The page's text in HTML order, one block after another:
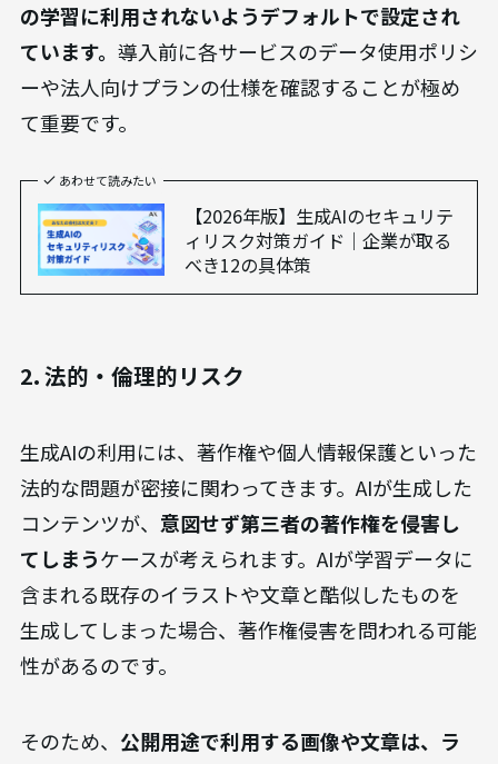
また、セキュリティ面では、社員が機密情報や個
人情報をプロンプト（指示文）に入力してしまうこ
とによる情報漏洩のリスク
多くの法人向けプランでは、入力データがモデル
の学習に利用されないようデフォルトで設定され
ています。導入前に各サービスのデータ使用ポリシ
【2026年版】生成AIのセキュリテ
ィリスク対策ガイド｜企業が取る
べき12の具体策
2. 法的・倫理的リスク
生成AIの利用には、著作権や個人情報保護といった
コンテンツが、意図せず第三者の著作権を侵害し